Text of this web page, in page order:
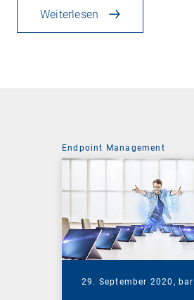
Weiterlesen
Endpoint Management
29. September 2020,